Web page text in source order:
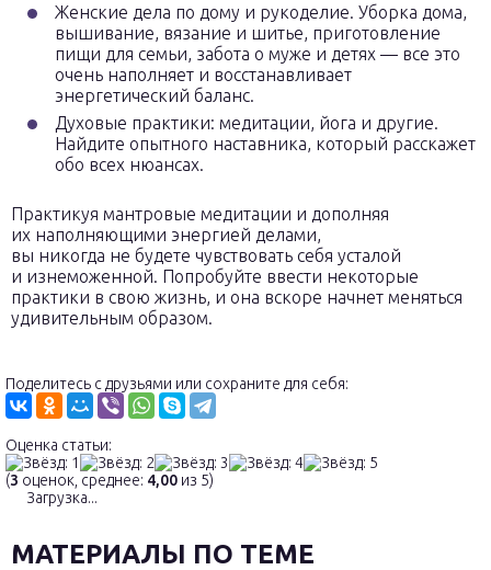
Женские дела по дому и рукоделие. Уборка дома,
вышивание, вязание и шитье, приготовление
пищи для семьи, забота о муже и детях — все это
очень наполняет и восстанавливает
энергетический баланс.
Духовые практики: медитации, йога и другие.
Найдите опытного наставника, который расскажет
обо всех нюансах.
Практикуя мантровые медитации и дополняя
их наполняющими энергией делами,
вы никогда не будете чувствовать себя усталой
и изнеможенной. Попробуйте ввести некоторые
практики в свою жизнь, и она вскоре начнет меняться
удивительным образом.
Поделитесь с друзьями или сохраните для себя:
Оценка статьи:
(3 оценок, среднее: 4,00 из 5)
Загрузка...
МАТЕРИАЛЫ ПО ТЕМЕ